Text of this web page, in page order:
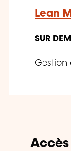
Lean
SUR
Gestion